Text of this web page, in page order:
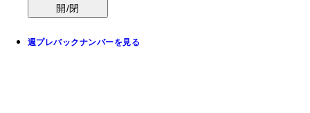
開/閉
週プレバックナンバーを見る